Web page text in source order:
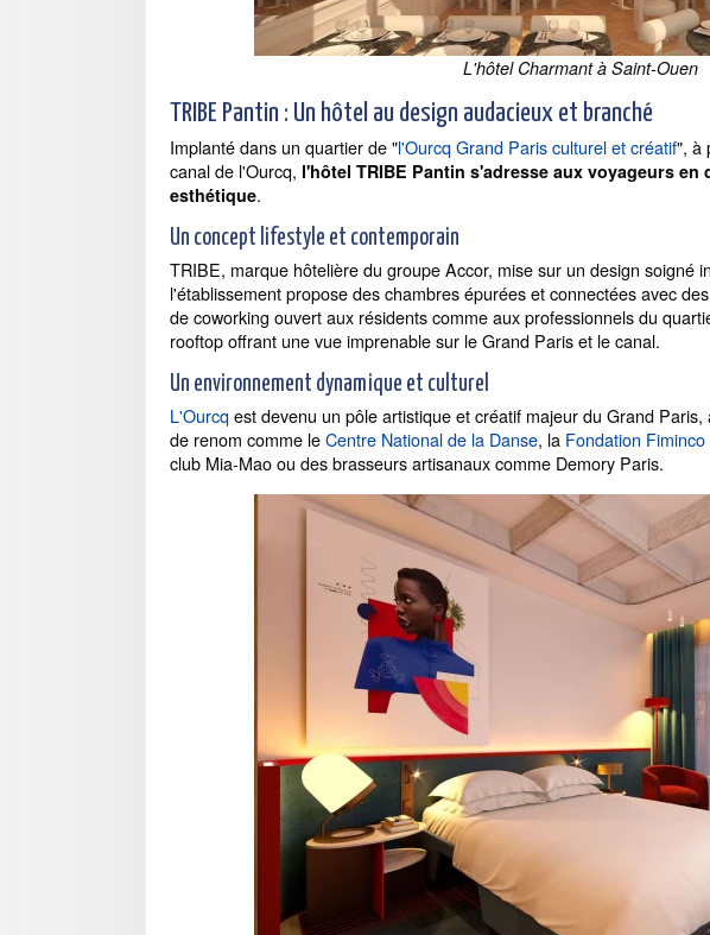
L'hôtel Charmant à Saint-Ouen
TRIBE Pantin : Un hôtel au design audacieux et branché
Implanté dans un quartier de "l'Ourcq Grand Paris culturel et créatif", à
canal de l'Ourcq, l'hôtel TRIBE Pantin s'adresse aux voyageurs
esthétique.
Un concept lifestyle et contemporain
TRIBE, marque hôtelière du groupe Accor, mise sur un design soigné
l'établissement propose des chambres épurées et connectées avec
de coworking ouvert aux résidents comme aux professionnels du
rooftop offrant une vue imprenable sur le Grand Paris et le canal.
Un environnement dynamique et culturel
L'Ourcqest devenu un pôle artistique et créatif majeur du Grand
de renom comme leCentre National de la Danse, la Fondation Fiminco
club Mia-Mao ou des brasseurs artisanaux comme Demory Paris.